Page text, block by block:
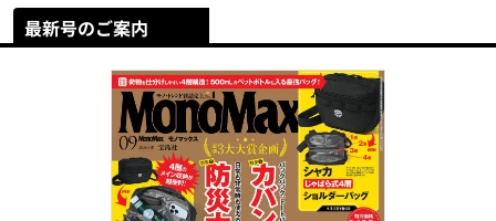
最新号のご案内